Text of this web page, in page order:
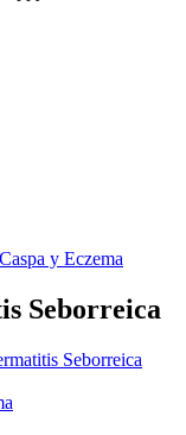
y Eczema
Seborreica
Seborreica